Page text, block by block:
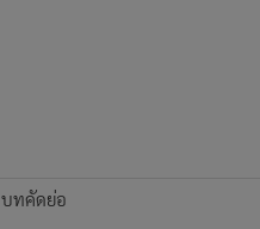
บทคัดย่อ